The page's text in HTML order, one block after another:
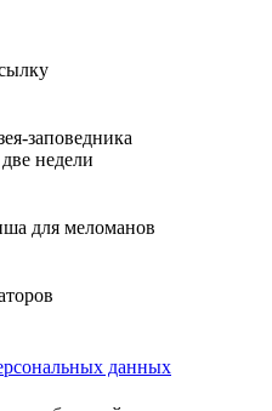
заповедника
недели
для меломанов
данных